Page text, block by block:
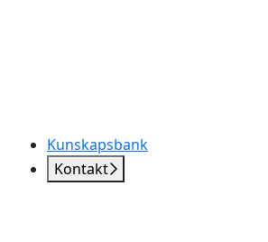
Kunskapsbank
Kontakt